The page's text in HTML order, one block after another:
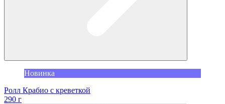
Новинка
Ролл Крабио с креветкой
290 г